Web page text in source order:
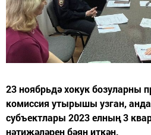
23 ноябрьдә хокук бозуларны
комиссия утырышы узган,
субъектлары 2023 елның 3
нәтиҗәләрен бәян иткән.